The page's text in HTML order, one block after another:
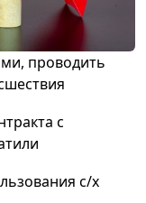
проводить
с
с/х